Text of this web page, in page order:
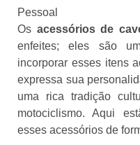
Pessoal
Os acessórios de
enfeites; eles são
incorporar esses itens
expressa sua
uma rica tradição
motociclismo. Aqui
esses acessórios de